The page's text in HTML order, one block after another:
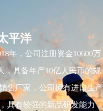
平洋
年，公司注册资金10600万
，具备年产10亿人民币的规
售厂家，公司拥有进口生产
具有较强的新品研发能力，